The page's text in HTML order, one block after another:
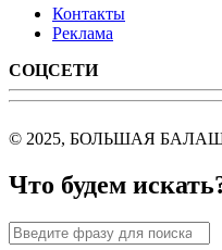
Контакты
Реклама
СОЦСЕТИ
© 2025, БОЛЬШАЯ
Что будем